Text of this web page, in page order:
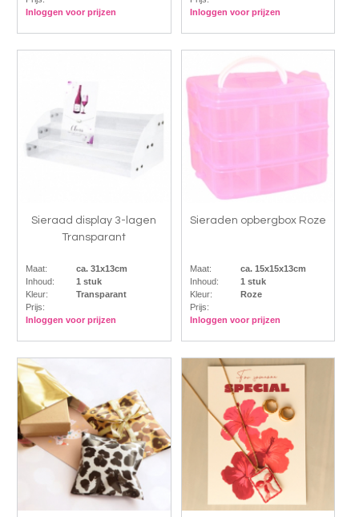
Inloggen voor prijzen
Inloggen voor prijzen
Sieraad display 3-lagen
Transparant
Maat:
ca. 31x13cm
Inhoud:
1 stuk
Kleur:
Transparant
Prijs:
Inloggen voor prijzen
Sieraden opbergbox Roze
Maat:
ca. 15x15x13cm
Inhoud:
1 stuk
Kleur:
Roze
Prijs:
Inloggen voor prijzen